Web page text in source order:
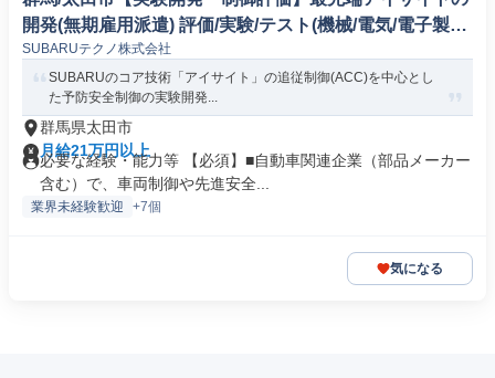
開発(無期雇用派遣) 評価/実験/テスト(機械/電気/電子製品
専門職)
SUBARUテクノ株式会社
SUBARUのコア技術「アイサイト」の追従制御(ACC)を中心とし
た予防安全制御の実験開発...
群馬県太田市
月給21万円以上
必要な経験・能力等 【必須】■自動車関連企業（部品メーカー
含む）で、車両制御や先進安全...
業界未経験歓迎 +7個
気になる